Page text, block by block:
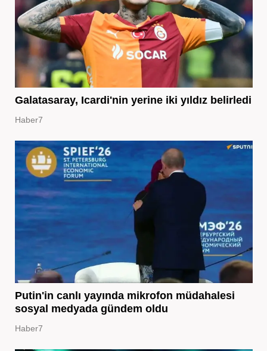
Galatasaray, Icardi'nin yerine iki yıldız belirledi
Haber7
Putin'in canlı yayında mikrofon müdahalesi
sosyal medyada gündem oldu
Haber7